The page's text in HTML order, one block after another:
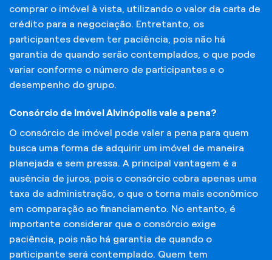
comprar o imóvel à vista, utilizando o valor da carta de
crédito para a negociação. Entretanto, os
participantes devem ter paciência, pois não há
garantia de quando serão contemplados, o que pode
variar conforme o número de participantes e o
desempenho do grupo.
Consórcio de Imóvel Alvinópolis vale a pena?
O consórcio de imóvel pode valer a pena para quem
busca uma forma de adquirir um imóvel de maneira
planejada e sem pressa. A principal vantagem é a
ausência de juros, pois o consórcio cobra apenas uma
taxa de administração, o que o torna mais econômico
em comparação ao financiamento. No entanto, é
importante considerar que o consórcio exige
paciência, pois não há garantia de quando o
participante será contemplado. Quem tem